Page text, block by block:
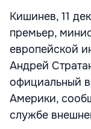
Кишинев, 11
премьер,
европейской
Андрей
официальный
Америки,
службе